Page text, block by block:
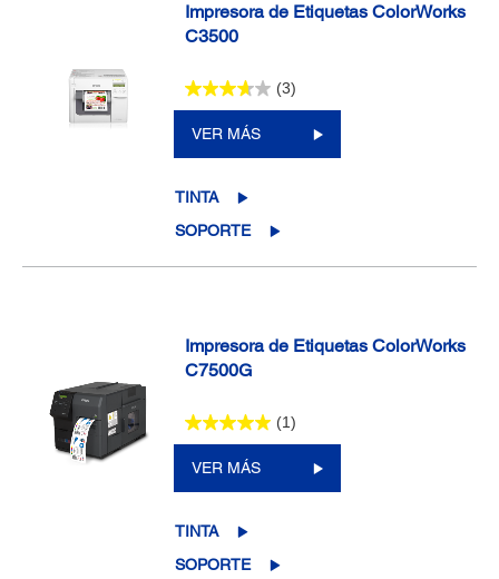
Impresora de Etiquetas ColorWorks
C3500
(3)
VER MÁS
TINTA
SOPORTE
Impresora de Etiquetas ColorWorks
C7500G
(1)
VER MÁS
TINTA
SOPORTE